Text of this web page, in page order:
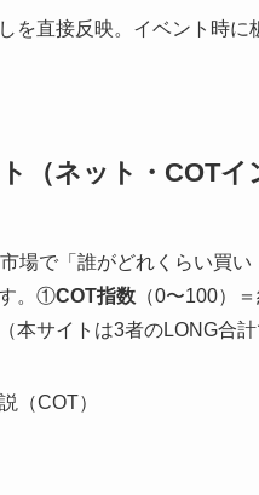
を直接反映。イベント時に
（ネット・COTイ
場で「誰がどれくらい買
。①COT指数 （0〜100）
本サイトは3者のLONG合計
（COT）